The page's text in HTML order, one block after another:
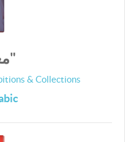
معرض "أول مرة #30"
& Collections